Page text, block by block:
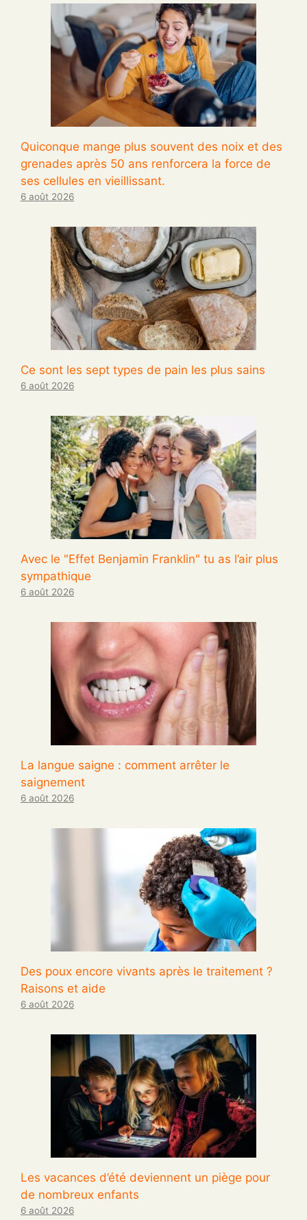
Quiconque mange plus souvent des noix et des
grenades après 50 ans renforcera la force de
ses cellules en vieillissant.
6 août 2026
Ce sont les sept types de pain les plus sains
6 août 2026
Avec le "Effet Benjamin Franklin" tu as l’air plus
sympathique
6 août 2026
La langue saigne : comment arrêter le
saignement
6 août 2026
Des poux encore vivants après le traitement ?
Raisons et aide
6 août 2026
Les vacances d’été deviennent un piège pour
de nombreux enfants
6 août 2026